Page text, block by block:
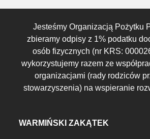
Jesteśmy Organizacją Pożytku
zbieramy odpisy z 1% podatku
osób fizycznych (nr KRS:
wykorzystujemy razem ze
organizacjami (rady rodziców
stowarzyszenia) na wspieranie
WARMIŃSKI ZAKĄTEK